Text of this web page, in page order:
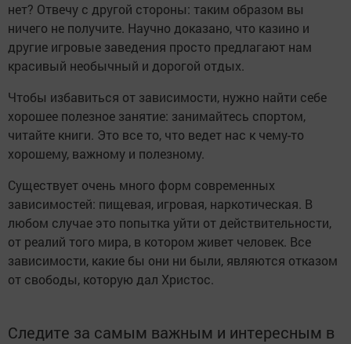
нет? Отвечу с другой стороны: таким образом вы
ничего не получите. Научно доказано, что казино и
другие игровые заведения просто предлагают нам
красивый необычный и дорогой отдых.
Чтобы избавиться от зависимости, нужно найти себе
хорошее полезное занятие: занимайтесь спортом,
читайте книги. Это все то, что ведет нас к чему-то
хорошему, важному и полезному.
Существует очень много форм современных
зависимостей: пищевая, игровая, наркотическая. В
любом случае это попытка уйти от действительности,
от реалий того мира, в котором живет человек. Все
зависимости, какие бы они ни были, являются отказом
от свободы, которую дал Христос.
Следите за самым важным и интересным в